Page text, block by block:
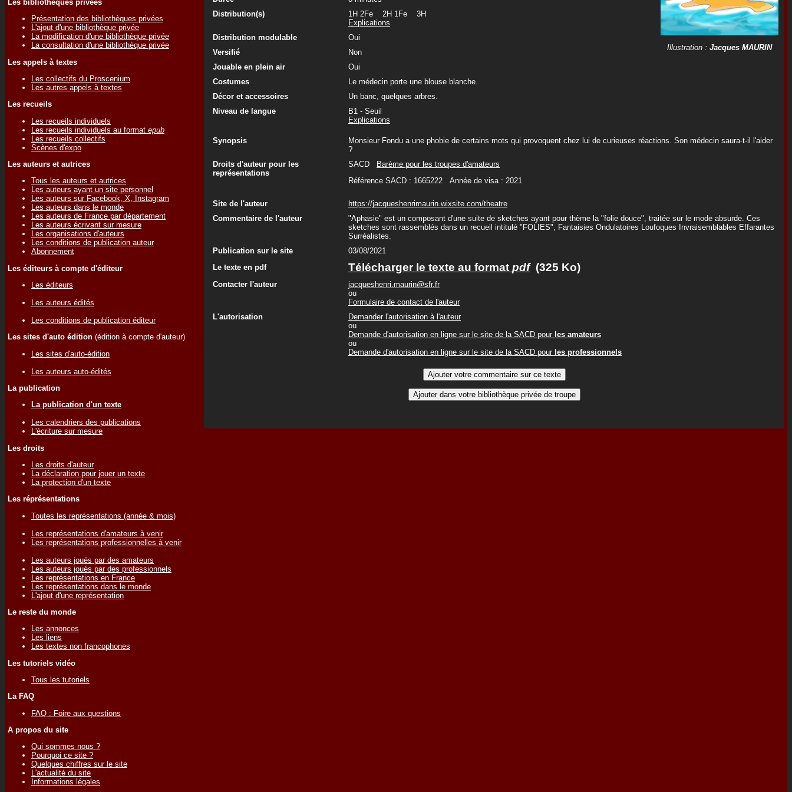
Les bibliothèques privées
Présentation des bibliothèques privées
L'ajout d'une bibliothèque privée
La modification d'une bibliothèque privée
La consultation d'une bibliothèque privée
Les appels à textes
Les collectifs du Proscenium
Les autres appels à textes
Les recueils
Les recueils individuels
Les recueils individuels au format epub
Les recueils collectifs
Scènes d'expo
Les auteurs et autrices
Tous les auteurs et autrices
Les auteurs ayant un site personnel
Les auteurs sur Facebook, X, Instagram
Les auteurs dans le monde
Les auteurs de France par département
Les auteurs écrivant sur mesure
Les organisations d'auteurs
Les conditions de publication auteur
Abonnement
Les éditeurs à compte d'éditeur
Les éditeurs
Les auteurs édités
Les conditions de publication éditeur
Les sites d'auto édition (édition à compte d'auteur)
Les sites d'auto-édition
Les auteurs auto-édités
La publication
La publication d'un texte
Les calendriers des publications
L'écriture sur mesure
Les droits
Les droits d'auteur
La déclaration pour jouer un texte
La protection d'un texte
Les réprésentations
Toutes les représentations (année & mois)
Les représentations d'amateurs à venir
Les représentations professionnelles à venir
Les auteurs joués par des amateurs
Les auteurs joués par des professionnels
Les représentations en France
Les représentations dans le monde
L'ajout d'une représentation
Le reste du monde
Les annonces
Les liens
Les textes non francophones
Les tutoriels vidéo
Tous les tutoriels
La FAQ
FAQ : Foire aux questions
A propos du site
Qui sommes nous ?
Pourquoi ce site ?
Quelques chiffres sur le site
L'actualité du site
Informations légales
Distribution(s)
1H 2Fe 2H 1Fe 3H
Explications
Distribution modulable
Oui
Versifié
Non
Jouable en plein air
Oui
Costumes
Le médecin porte une blouse blanche.
Décor et accessoires
Un banc, quelques arbres.
Niveau de langue
B1 - Seuil
Explications
Illustration : Jacques MAURIN
Synopsis
Monsieur Fondu a une phobie de certains mots qui provoquent chez lui de curieuses réactions. Son médecin saura-t-il l'aider
?
Droits d'auteur pour les
représentations
SACD
Barème pour les troupes d'amateurs
Référence SACD : 1665222 Année de visa : 2021
Site de l'auteur
https://jacqueshenrimaurin.wixsite.com/theatre
Commentaire de l'auteur
"Aphasie" est un composant d'une suite de sketches ayant pour thème la "folie douce", traitée sur le mode absurde. Ces
sketches sont rassemblés dans un recueil intitulé "FOLIES", Fantaisies Ondulatoires Loufoques Invraisemblables Effarantes
Surréalistes.
Publication sur le site
03/08/2021
Le texte en pdf
Télécharger le texte au format pdf(325 Ko)
Contacter l'auteur
jacqueshenri.maurin@sfr.fr
ou
Formulaire de contact de l'auteur
L'autorisation
Demander l'autorisation à l'auteur
ou
Demande d'autorisation en ligne sur le site de la SACD pour les amateurs
ou
Demande d'autorisation en ligne sur le site de la SACD pour les professionnels